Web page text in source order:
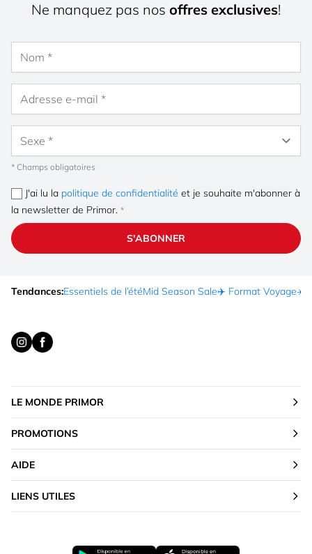
Ne manquez pas nos offres exclusives!
* Champs obligatoires
J'ai lu la politique de confidentialité et je souhaite m'abonner à
la newsletter de Primor.
S'ABONNER
Tendances:Essentiels de l’étéMid Season Sale✈️ Format Voyage☀️
LE MONDE PRIMOR
PROMOTIONS
AIDE
LIENS UTILES